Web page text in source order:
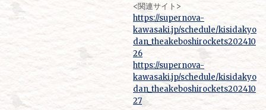
<関連サイト>
https://supernova-
kawasaki.jp/schedule/kisidakyo
dan_theakeboshirockets202410
26
https://supernova-
kawasaki.jp/schedule/kisidakyo
dan_theakeboshirockets202410
27